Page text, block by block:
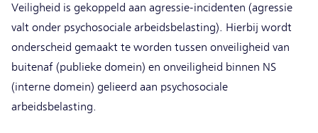
Veiligheid is gekoppeld aan agressie-incidenten (agressie
valt onder psychosociale arbeidsbelasting). Hierbij wordt
onderscheid gemaakt te worden tussen onveiligheid van
buitenaf (publieke domein) en onveiligheid binnen NS
(interne domein) gelieerd aan psychosociale
arbeidsbelasting.